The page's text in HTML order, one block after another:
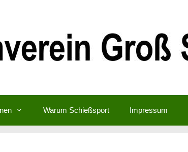
Warum Schießsport Impressum